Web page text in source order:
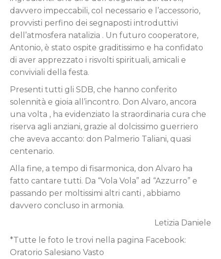
davvero impeccabili, col necessario e l’accessorio,
provvisti perfino dei segnaposti introduttivi
dell’atmosfera natalizia . Un futuro cooperatore,
Antonio, è stato ospite graditissimo e ha confidato
di aver apprezzato i risvolti spirituali, amicali e
conviviali della festa.
Presenti tutti gli SDB, che hanno conferito
solennità e gioia all’incontro. Don Alvaro, ancora
una volta , ha evidenziato la straordinaria cura che
riserva agli anziani, grazie al dolcissimo guerriero
che aveva accanto: don Palmerio Taliani, quasi
centenario.
Alla fine, a tempo di fisarmonica, don Alvaro ha
fatto cantare tutti. Da “Vola Vola” ad “Azzurro” e
passando per moltissimi altri canti , abbiamo
davvero concluso in armonia.
Letizia Daniele
*Tutte le foto le trovi nella pagina Facebook:
Oratorio Salesiano Vasto